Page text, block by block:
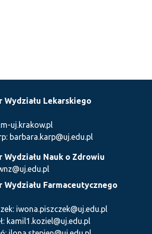
Lekarskiego
uj.krakow.pl
barbara.karp@uj.edu.pl
Nauk o Zdrowiu
Farmaceutycznego
iwona.piszczek@uj.edu.pl
kamil1.koziel@uj.edu.pl